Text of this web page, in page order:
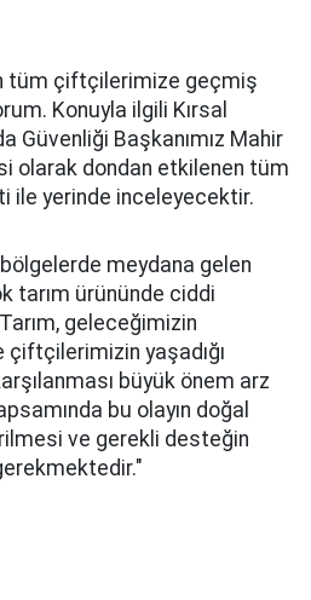
tüm çiftçilerimize geçmiş
Konuyla ilgili Kırsal
Güvenliği Başkanımız Mahir
olarak dondan etkilenen tüm
ile yerinde inceleyecektir.
meydana gelen
tarım ürününde ciddi
geleceğimizin
çiftçilerimizin yaşadığı
büyük önem arz
bu olayın doğal
ve gerekli desteğin